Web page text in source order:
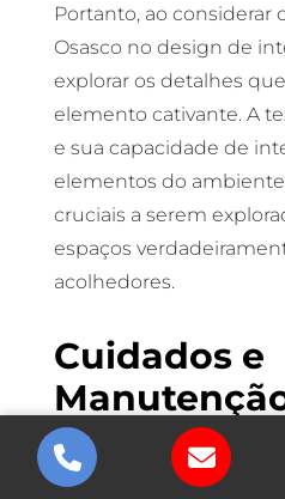
Portanto, ao considerar
Osasco no design de
explorar os detalhes
elemento cativante. A
e sua capacidade de
elementos do ambiente
cruciais a serem
espaços
acolhedores.
Cuidados e
Vinílico:
Durabilidade